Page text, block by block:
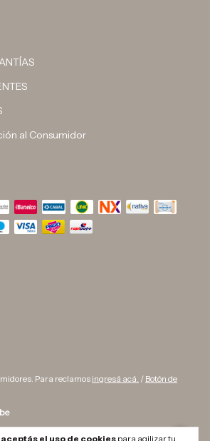
aceptás el uso de cookies para agilizar tu
al Consumidor
Para reclamos ingresá acá. / Botón de
33709627169 - 2026. Todos los derechos